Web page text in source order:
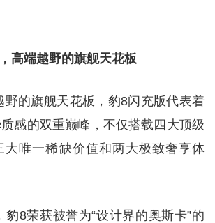
高端越野的旗舰天花板
野的旗舰天花板，豹8闪充版代表着
感的双重巅峰，不仅搭载四大顶级
大唯一稀缺价值和两大极致奢享体
豹8荣获被誉为“设计界的奥斯卡”的